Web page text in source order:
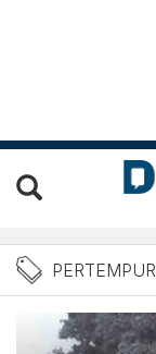
Berita